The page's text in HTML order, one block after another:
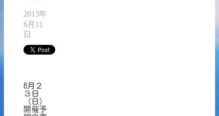
2013年
6月11
日
6月２
３日
（日）
開催予